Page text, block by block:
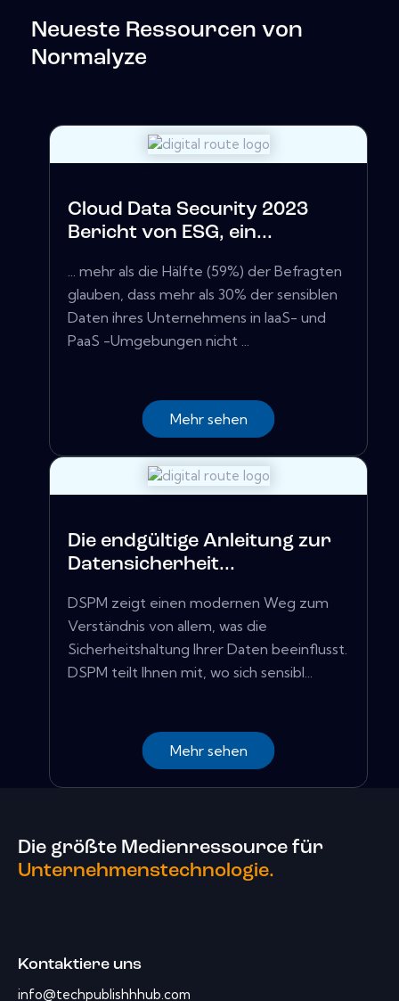
Neueste Ressourcen von
Normalyze
Cloud Data Security 2023
Bericht von ESG, ein...
... mehr als die Hälfte (59%) der Befragten
glauben, dass mehr als 30% der sensiblen
Daten ihres Unternehmens in IaaS- und
PaaS -Umgebungen nicht ...
Mehr sehen
Die endgültige Anleitung zur
Datensicherheit...
DSPM zeigt einen modernen Weg zum
Verständnis von allem, was die
Sicherheitshaltung Ihrer Daten beeinflusst.
DSPM teilt Ihnen mit, wo sich sensibl...
Mehr sehen
Die größte Medienressource für
Unternehmenstechnologie.
Kontaktiere uns
info@techpublishhhub.com